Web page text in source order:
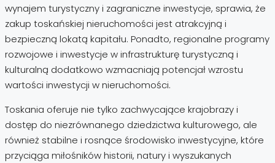
wynajem turystyczny i zagraniczne inwestycje, sprawia, że
zakup toskańskiej nieruchomości jest atrakcyjną i
bezpieczną lokatą kapitału. Ponadto, regionalne programy
rozwojowe i inwestycje w infrastrukturę turystyczną i
kulturalną dodatkowo wzmacniają potencjał wzrostu
wartości inwestycji w nieruchomości.
Toskania oferuje nie tylko zachwycające krajobrazy i
dostęp do niezrównanego dziedzictwa kulturowego, ale
również stabilne i rosnące środowisko inwestycyjne, które
przyciąga miłośników historii, natury i wyszukanych